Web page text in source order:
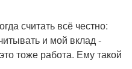
считать всё честно:
и мой вклад -
тоже работа. Ему такой